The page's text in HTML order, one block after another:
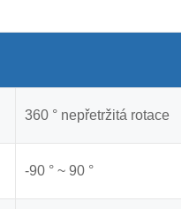
360 ° nepřetržitá rotace
-90 ° ~ 90 °